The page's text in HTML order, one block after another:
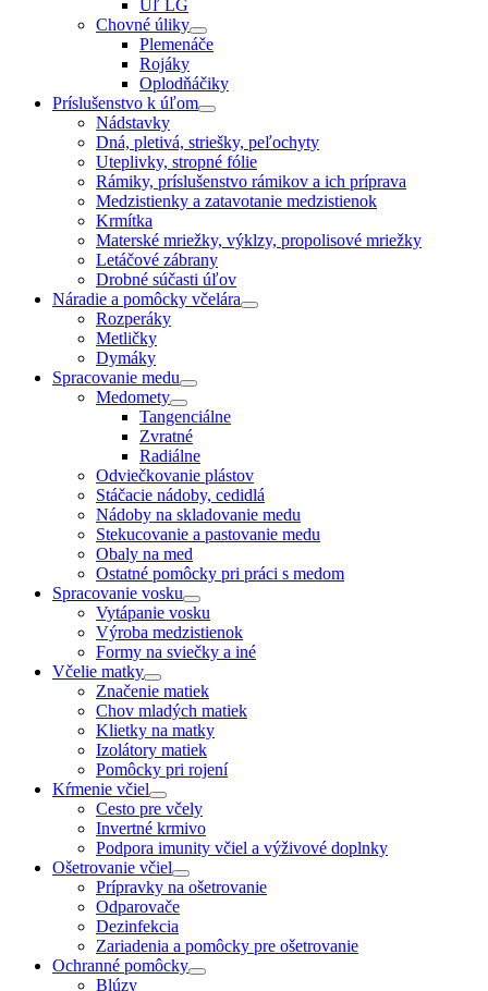
Úľ LG
Chovné úliky
Plemenáče
Rojáky
Oplodňáčiky
Príslušenstvo k úľom
Nádstavky
Dná, pletivá, striešky, peľochyty
Uteplivky, stropné fólie
Rámiky, príslušenstvo rámikov a ich príprava
Medzistienky a zatavotanie medzistienok
Krmítka
Materské mriežky, výklzy, propolisové mriežky
Letáčové zábrany
Drobné súčasti úľov
Náradie a pomôcky včelára
Rozperáky
Metličky
Dymáky
Spracovanie medu
Medomety
Tangenciálne
Zvratné
Radiálne
Odviečkovanie plástov
Stáčacie nádoby, cedidlá
Nádoby na skladovanie medu
Stekucovanie a pastovanie medu
Obaly na med
Ostatné pomôcky pri práci s medom
Spracovanie vosku
Vytápanie vosku
Výroba medzistienok
Formy na sviečky a iné
Včelie matky
Značenie matiek
Chov mladých matiek
Klietky na matky
Izolátory matiek
Pomôcky pri rojení
Kŕmenie včiel
Cesto pre včely
Invertné krmivo
Podpora imunity včiel a výživové doplnky
Ošetrovanie včiel
Prípravky na ošetrovanie
Odparovače
Dezinfekcia
Zariadenia a pomôcky pre ošetrovanie
Ochranné pomôcky
Blúzy